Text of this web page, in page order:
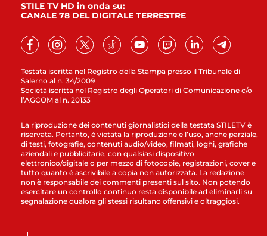
Testata iscritta nel Registro della Stampa presso il Tribunale di
Salerno al n. 34/2009
Società iscritta nel Registro degli Operatori di Comunicazione c/o
l’AGCOM al n. 20133
STILE TV HD in onda su:
CANALE 78 DEL DIGITALE TERRESTRE
La riproduzione dei contenuti giornalistici della testata STILETV è
riservata. Pertanto, è vietata la riproduzione e l’uso, anche parziale,
di testi, fotografie, contenuti audio/video, filmati, loghi, grafiche
aziendali e pubblicitarie, con qualsiasi dispositivo
elettronico/digitale o per mezzo di fotocopie, registrazioni, cover e
tutto quanto è ascrivibile a copia non autorizzata. La redazione
non è responsabile dei commenti presenti sul sito. Non potendo
esercitare un controllo continuo resta disponibile ad eliminarli su
segnalazione qualora gli stessi risultano offensivi e oltraggiosi.